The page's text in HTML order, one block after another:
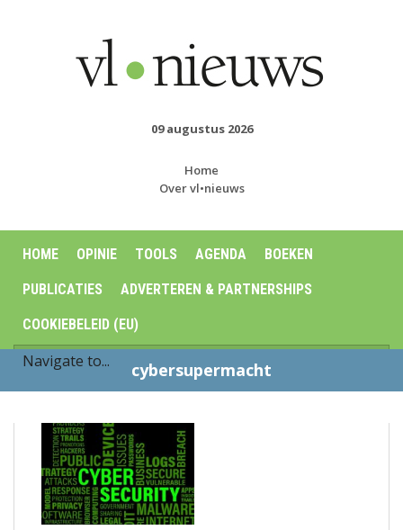
09 augustus 2026
Home
Over vl•nieuws
HOME OPINIE TOOLS AGENDA BOEKEN
PUBLICATIES ADVERTEREN & PARTNERSHIPS
COOKIEBELEID (EU)
cybersupermacht